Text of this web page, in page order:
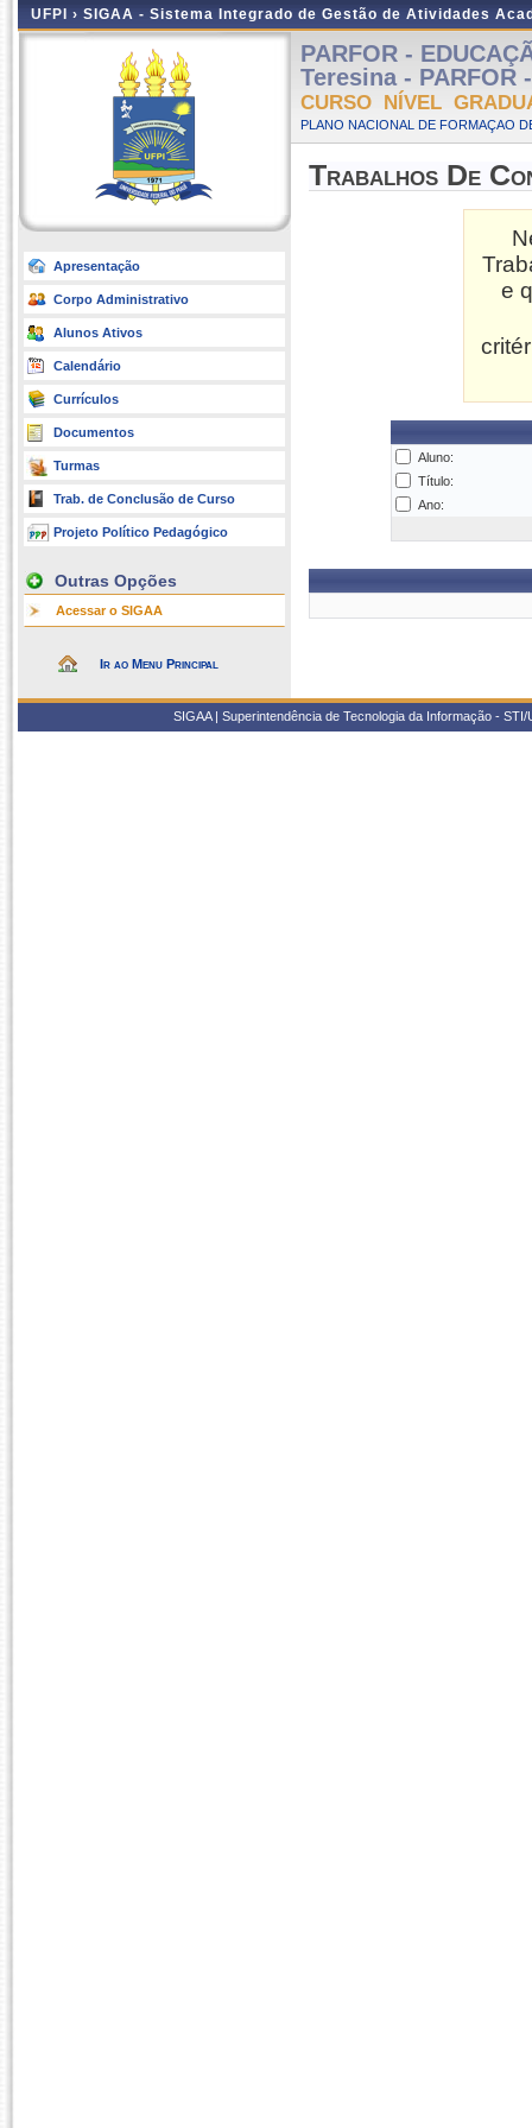
UFPI › SIGAA - Sistema Integrado de Gestão de Atividades
Apresentação
Corpo Administrativo
Alunos Ativos
Calendário
Currículos
Documentos
Turmas
Trab. de Conclusão de Curso
Projeto Político Pedagógico
Outras Opções
Acessar o SIGAA
Ir ao Menu Principal
PARFOR -
Teresina -
CURSO NÍVEL
PLANO NACIONAL DE FORMAÇAO
Trabalhos De
e
Aluno:
Título:
Ano:
SIGAA | Superintendência de Tecnologia da Informação -